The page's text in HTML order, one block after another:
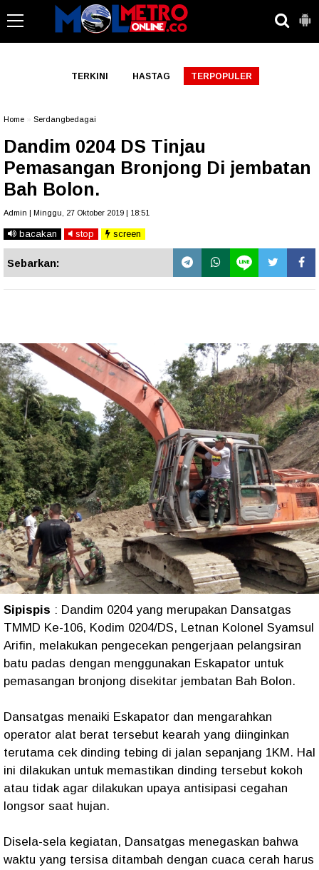
TERKINI HASTAG TERPOPULER
Home Serdangbedagai
Dandim 0204 DS Tinjau
Pemasangan Bronjong Di jembatan
Bah Bolon.
Admin | Minggu, 27 Oktober 2019 | 18:51
bacakan stop screen
Sebarkan:
Sipispis : Dandim 0204 yang merupakan Dansatgas
TMMD Ke-106, Kodim 0204/DS, Letnan Kolonel Syamsul
Arifin, melakukan pengecekan pengerjaan pelangsiran
batu padas dengan menggunakan Eskapator untuk
pemasangan bronjong disekitar jembatan Bah Bolon.
Dansatgas menaiki Eskapator dan mengarahkan
operator alat berat tersebut kearah yang diinginkan
terutama cek dinding tebing di jalan sepanjang 1KM. Hal
ini dilakukan untuk memastikan dinding tersebut kokoh
atau tidak agar dilakukan upaya antisipasi cegahan
longsor saat hujan.
Disela-sela kegiatan, Dansatgas menegaskan bahwa
waktu yang tersisa ditambah dengan cuaca cerah harus